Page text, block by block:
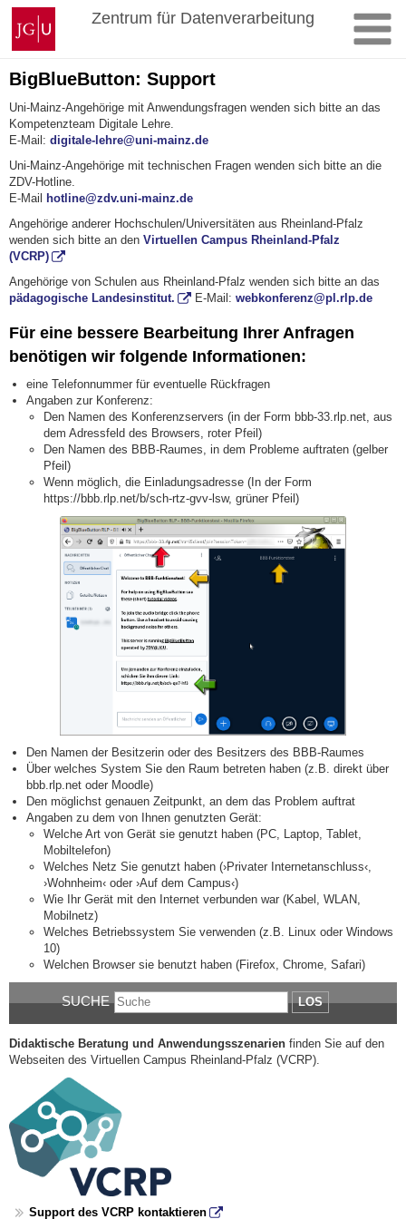
Zum
Inhalt
springen
Johannes
Gutenberg-
Universität
Mainz
Zentrum für Datenverarbeitung
BigBlueButton: Support
Uni-Mainz-Angehörige mit Anwendungsfragen wenden sich bitte an das
Kompetenzteam Digitale Lehre.
E-Mail: digitale-lehre@uni-mainz.de
Uni-Mainz-Angehörige mit technischen Fragen wenden sich bitte an die
ZDV-Hotline.
E-Mail hotline@zdv.uni-mainz.de
Angehörige anderer Hochschulen/Universitäten aus Rheinland-Pfalz
wenden sich bitte an den Virtuellen Campus Rheinland-Pfalz
(VCRP)
Angehörige von Schulen aus Rheinland-Pfalz wenden sich bitte an das
pädagogische Landesinstitut.
E-Mail: webkonferenz@pl.rlp.de
Für eine bessere Bearbeitung Ihrer Anfragen
benötigen wir folgende Informationen:
eine Telefonnummer für eventuelle Rückfragen
Angaben zur Konferenz:
Den Namen des Konferenzservers (in der Form bbb-33.rlp.net, aus
dem Adressfeld des Browsers, roter Pfeil)
Den Namen des BBB-Raumes, in dem Probleme auftraten (gelber
Pfeil)
Wenn möglich, die Einladungsadresse (In der Form
https://bbb.rlp.net/b/sch-rtz-gvv-lsw, grüner Pfeil)
Den Namen der Besitzerin oder des Besitzers des BBB-Raumes
Über welches System Sie den Raum betreten haben (z.B. direkt über
bbb.rlp.net oder Moodle)
Den möglichst genauen Zeitpunkt, an dem das Problem auftrat
Angaben zu dem von Ihnen genutzten Gerät:
Welche Art von Gerät sie genutzt haben (PC, Laptop, Tablet,
Mobiltelefon)
Welches Netz Sie genutzt haben (›Privater Internetanschluss‹,
›Wohnheim‹ oder ›Auf dem Campus‹)
Wie Ihr Gerät mit den Internet verbunden war (Kabel, WLAN,
Mobilnetz)
Welches Betriebssystem Sie verwenden (z.B. Linux oder Windows
10)
Welchen Browser sie benutzt haben (Firefox, Chrome, Safari)
SUCHE LOS
Didaktische Beratung und Anwendungsszenarien finden Sie auf den
Webseiten des Virtuellen Campus Rheinland-Pfalz (VCRP).
Support des VCRP kontaktieren